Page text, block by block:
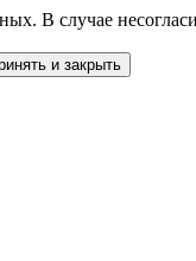
В случае
и закрыть